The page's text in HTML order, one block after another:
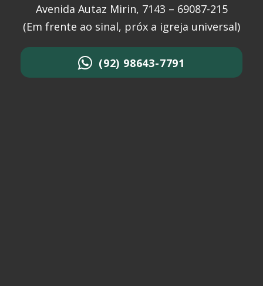
Avenida Autaz Mirin, 7143 – 69087-215
(Em frente ao sinal, próx a igreja universal)
(92) 98643-7791